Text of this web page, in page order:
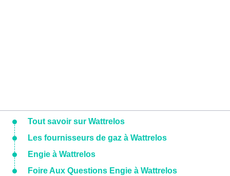
Tout savoir sur Wattrelos
Les fournisseurs de gaz à Wattrelos
Engie à Wattrelos
Foire Aux Questions Engie à Wattrelos